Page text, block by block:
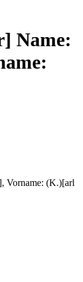
Name:
Vorname: (K.)[arl